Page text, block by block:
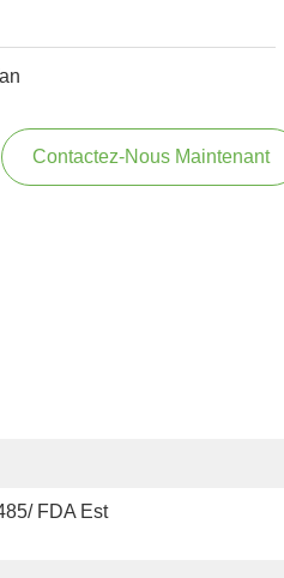
Contactez-Nous Maintenant
FDA Est